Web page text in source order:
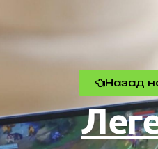
Назад